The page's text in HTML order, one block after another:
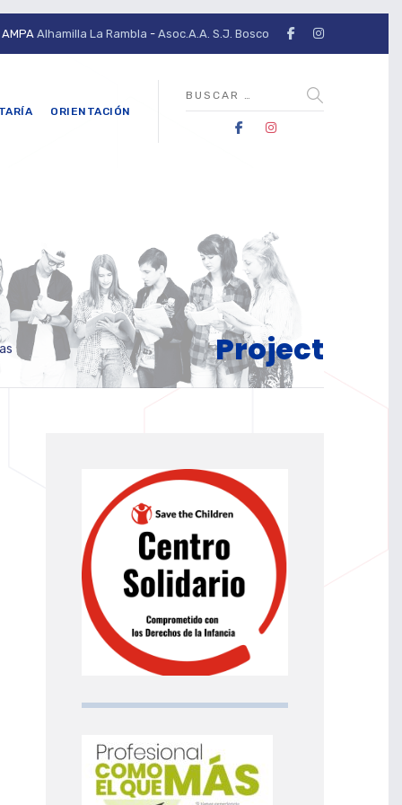
AMPA Alhamilla La Rambla - Asoc.A.A. S.J. Bosco
ORIENTACIÓN
Project